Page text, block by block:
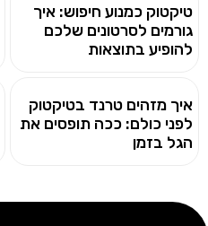
טיקטוק כמנוע חיפוש: איך
גורמים לסרטונים שלכם
להופיע בתוצאות
איך מזהים טרנד בטיקטוק
לפני כולם: ככה תופסים את
הגל בזמן